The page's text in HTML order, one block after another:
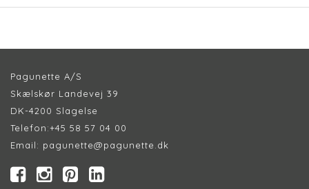
Pagunette A/S
Skælskør Landevej 39
DK-4200 Slagelse
Telefon:+45 58 57 04 00
Email: pagunette@pagunette.dk